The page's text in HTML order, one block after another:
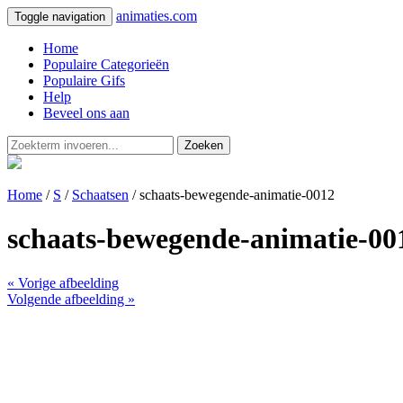
Toggle navigation animaties.com
Home
Populaire Categorieën
Populaire Gifs
Help
Beveel ons aan
Zoeken
Home / S / Schaatsen / schaats-bewegende-animatie-0012
schaats-bewegende-animatie-
« Vorige afbeelding
Volgende afbeelding »